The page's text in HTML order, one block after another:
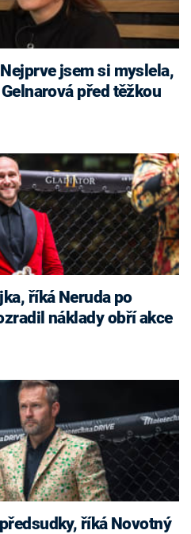
před těžkou
náklady obří akce